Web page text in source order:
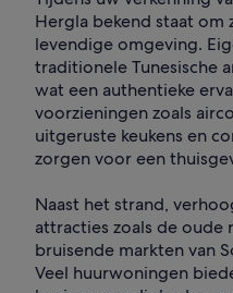
Hergla bekend staat om
levendige omgeving.
traditionele Tunesische
wat een authentieke
voorzieningen zoals
uitgeruste keukens en
zorgen voor een
Naast het strand,
attracties zoals de oude
bruisende markten van
Veel huurwoningen